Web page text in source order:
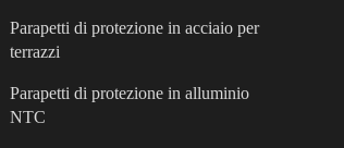
Parapetti di protezione in acciaio per
terrazzi
Parapetti di protezione in alluminio
NTC